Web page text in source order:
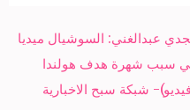
عبدالغني: السوشيال ميديا
سبب شهرة هدف هولندا
شبكة سبح الاخبارية